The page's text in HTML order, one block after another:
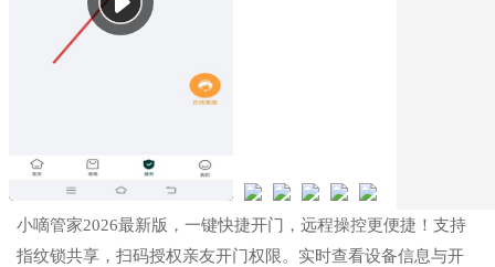
小嘀管家2026最新版，一键快捷开门，远程操控更便捷！支持
指纹锁共享，扫码授权亲友开门权限。实时查看设备信息与开